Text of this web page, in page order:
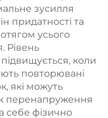
зусилля
придатності та
усього
Рівень
коли
повторювані
які можуть
перенапруження
себе фізично